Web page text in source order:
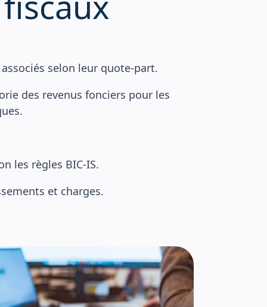
selon leur quote-part.
des revenus fonciers pour les
les règles BIC-IS.
et charges.